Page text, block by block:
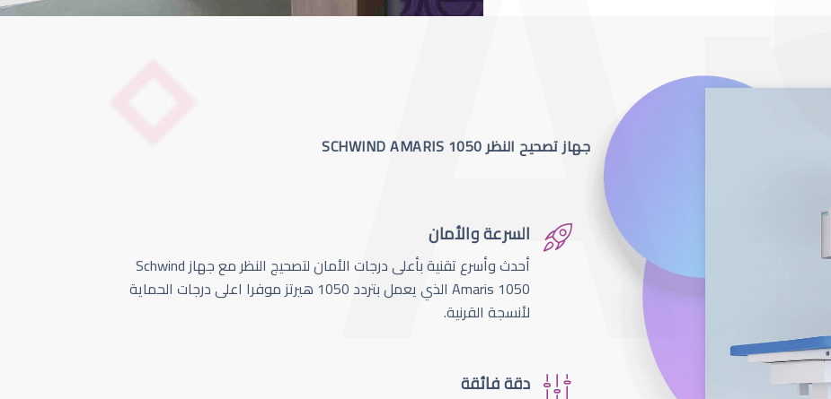
جهاز تصحيح النظر SCHWIND AMARIS 1050
السرعة والأمان
أحدث وأسرع تقنية بأعلى درجات الأمان لتصحيج النظر مع جهاز Schwind
Amaris 1050 الذي يعمل بتردد 1050 هيرتز موفرا اعلى درجات الحماية
لأنسجة القرنية.
دقة فائقة